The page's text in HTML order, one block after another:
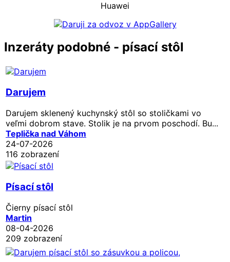
Huawei
Inzeráty podobné - písací stôl
Darujem
Darujem sklenený kuchynský stôl so stoličkami vo
veľmi dobrom stave. Stolik je na prvom poschodí. Bu...
Teplička nad Váhom
24-07-2026
116 zobrazení
Písací stôl
Čierny písací stôl
Martin
08-04-2026
209 zobrazení